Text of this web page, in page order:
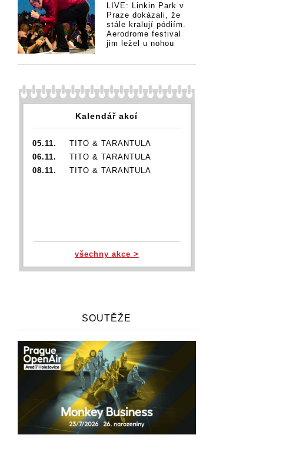
Duben s
festivalem
JazzFestBrno:
Hvězdná Samara
Joy, klubový
vibe i
jazzu s Emmetem
Cohenem
festivalem
JazzFestBrno:
Hvězdná Samara
mezinárodní den
jazzu s Emmetem
Cohenem
LIVE: Linkin Park v
Praze dokázali, že
stále kralují pódiím.
Aerodrome festival
jim ležel u nohou
Kalendář akcí
05.11.
TITO & TARANTULA
06.11.
TITO & TARANTULA
08.11.
TITO & TARANTULA
všechny akce >
SOUTĚŽE